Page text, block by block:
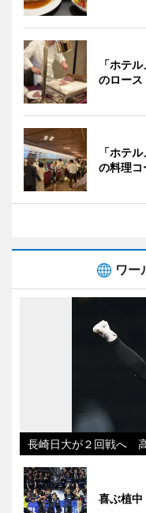
「ホテ
のロース
「ホテ
の料理コ
ワー
長崎日大が２回戦へ
喜ぶ植